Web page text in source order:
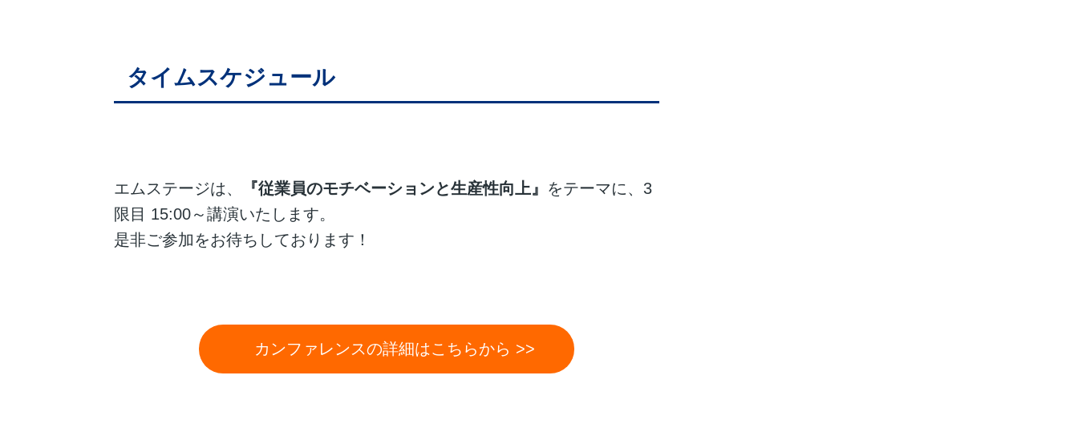
タイムスケジュール
エムステージは、 『従業員のモチベーションと生産性向上』 をテーマに、3
限目 15:00～講演いたします。
是非ご参加をお待ちしております！
カンファレンスの詳細はこちらから >>